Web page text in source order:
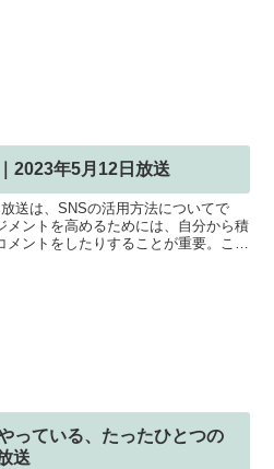
2023年5月12日放送
送は、SNSの活用方法についてで
メントを高めるためには、自分から積
メントをしたりすることが重要。これ
っている、たったひとつの
送